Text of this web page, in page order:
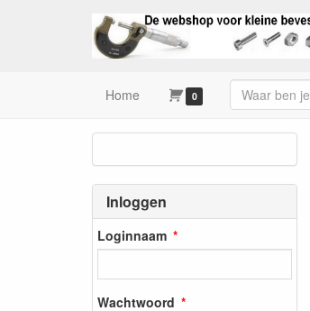
Home 0
Inloggen
Loginnaam
Wachtwoord